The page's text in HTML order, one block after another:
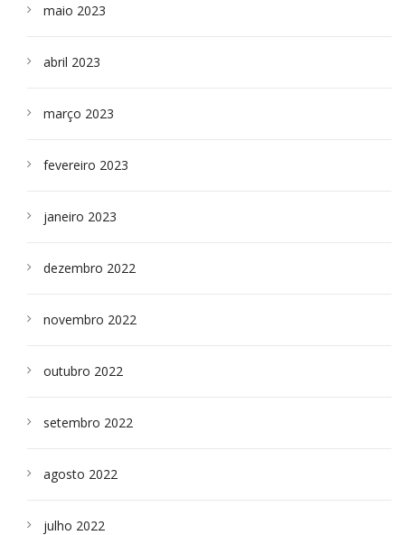
maio 2023
abril 2023
março 2023
fevereiro 2023
janeiro 2023
dezembro 2022
novembro 2022
outubro 2022
setembro 2022
agosto 2022
julho 2022